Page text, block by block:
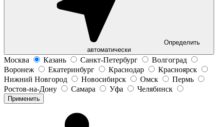
Определить
автоматически
Москва Казань Санкт-Петербург
Волгоград
Воронеж
Екатеринбург Краснодар
Красноярск
Нижний Новгород
Новосибирск Омск
Пермь
Ростов-на-Дону
Самара Уфа Челябинск
Применить